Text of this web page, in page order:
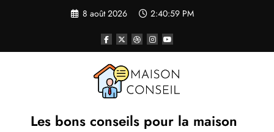
8 août 2026 2:40:59 PM
Les bons conseils pour la maison